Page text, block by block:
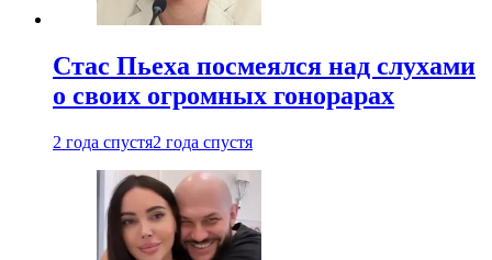
Стас Пьеха посмеялся над слухами
о своих огромных гонорарах
2 года спустя2 года спустя